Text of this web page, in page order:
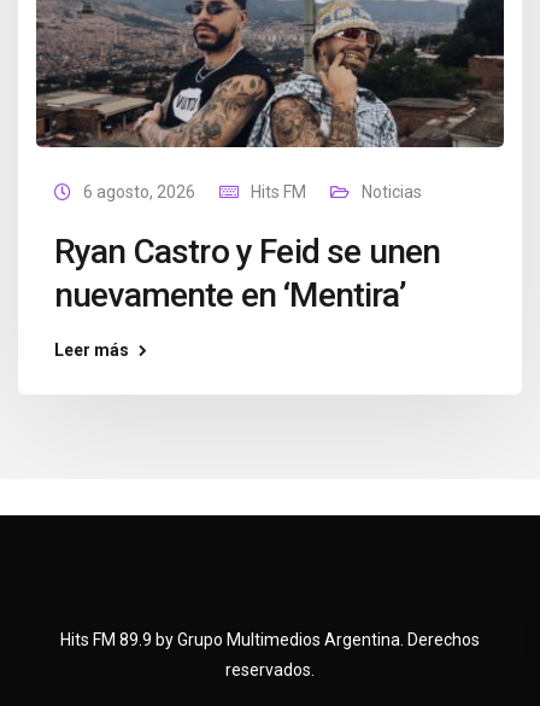
6 agosto, 2026 Hits FM Noticias
Ryan Castro y Feid se unen
nuevamente en ‘Mentira’
Leer más
Hits FM 89.9 by Grupo Multimedios Argentina. Derechos
reservados.